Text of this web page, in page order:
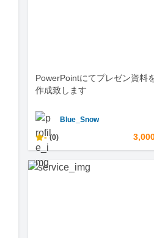
PowerPointにてプレゼン資料
作成致します
Blue_Snow
- (0)